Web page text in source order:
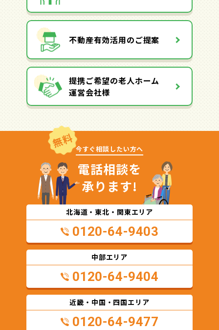
不動産有効活用のご提案
提携ご希望の老人ホーム
運営会社様
無料 今すぐ相談したい方へ
電話相談を
承ります!
北海道・東北・関東エリア
0120-64-9403
中部エリア
0120-64-9404
近畿・中国・四国エリア
0120-64-9477